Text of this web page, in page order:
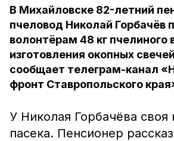
В Михайловске 82-летний
пчеловод Николай Горбачёв
волонтёрам 48 кг пчелиного
изготовления окопных
сообщает телеграм-канал
фронт Ставропольского
У Николая Горбачёва своя
пасека. Пенсионер